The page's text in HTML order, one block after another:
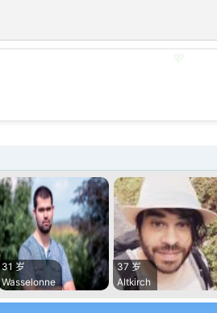
31 岁
Wasselonne
37 岁
Altkirch